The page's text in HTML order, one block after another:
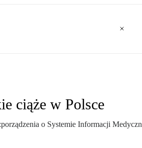
ciąże w Polsce
o Systemie Informacji